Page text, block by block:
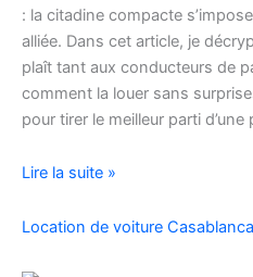
: la citadine compacte
alliée. Dans cet article, je
plaît tant aux conducteurs de
comment la louer sans
pour tirer le meilleur parti
louez
:
Lire la suite »
Location de voiture Casablanca